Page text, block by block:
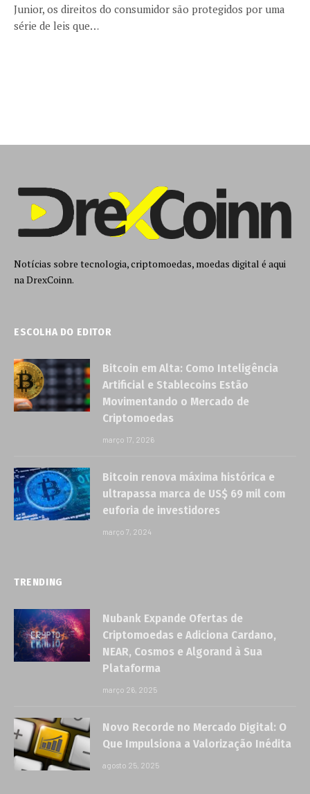
Junior, os direitos do consumidor são protegidos por uma
série de leis que…
Notícias sobre tecnologia, criptomoedas, moedas digital é aqui
na DrexCoinn.
ESCOLHA DO EDITOR
Bitcoin em Alta: Como Inteligência
Artificial e Stablecoins Estão
Movimentando o Mercado de
Criptomoedas
março 17, 2026
Bitcoin renova máxima histórica e
ultrapassa marca de US$ 69 mil com
euforia de investidores
março 7, 2024
TRENDING
Nubank Expande Ofertas de
Criptomoedas e Adiciona Cardano,
NEAR, Cosmos e Algorand à Sua
Plataforma
março 26, 2025
Novo Recorde no Mercado Digital: O
Que Impulsiona a Valorização Inédita
agosto 25, 2025